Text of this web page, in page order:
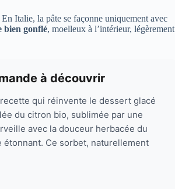
Italie, la pâte se façonne uniquement avec
bien gonflé, moelleux à l’intérieur, légèrement
à découvrir
qui réinvente le dessert glacé
du citron bio, sublimée par une
avec la douceur herbacée du
Ce sorbet, naturellement